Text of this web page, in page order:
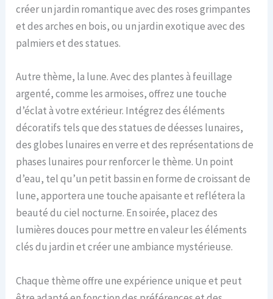
créer un jardin romantique avec des roses grimpantes
et des arches en bois, ou un jardin exotique avec des
palmiers et des statues.
Autre thème, la lune. Avec des plantes à feuillage
argenté, comme les armoises, offrez une touche
d’éclat à votre extérieur. Intégrez des éléments
décoratifs tels que des statues de déesses lunaires,
des globes lunaires en verre et des représentations de
phases lunaires pour renforcer le thème. Un point
d’eau, tel qu’un petit bassin en forme de croissant de
lune, apportera une touche apaisante et reflétera la
beauté du ciel nocturne. En soirée, placez des
lumières douces pour mettre en valeur les éléments
clés du jardin et créer une ambiance mystérieuse.
Chaque thème offre une expérience unique et peut